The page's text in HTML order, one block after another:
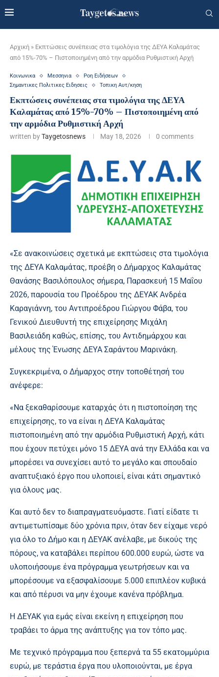
Αρχική » Εκπτώσεις συνέπειας στα τιμολόγια της ΔΕΥΑ Καλαμάτας
από 15%-70% – Πιστοποιημένη από την αρμόδια Ρυθμιστική Αρχή
Κοινωνικα Μεσσηνια
Ροη Ειδήσεων
Σημαντικες Πολιτικες Ειδησεις
Τοπικη Αυτ/κηση
Εκπτώσεις συνέπειας στα τιμολόγια της ΔΕΥΑ
Καλαμάτας από 15%-70% – Πιστοποιημένη από
την αρμόδια Ρυθμιστική Αρχή
written byTaygetosnews May 18, 2026 0 comments
«Σε ανακοινώσεις σχετικά με εκπτώσεις στα τιμολόγια
της ΔΕΥΑ Καλαμάτας, προέβη ο Δήμαρχος Καλαμάτας
Θανάσης Βασιλόπουλος σήμερα, Παρασκευή 15 Μαΐου
2026, παρουσία του Προέδρου της ΔΕΥΑΚ Ανδρέα
Καραγιάννη, του Αντιπροέδρου Γιώργου Φάβα, του
Γενικού Διευθυντή της επιχείρησης Μιχάλη
Βασιλειάδη καθώς, επίσης, του Αντιδημάρχου και
μέλους της Ένωσης ΔΕΥΑ Σαράντου Μαρινάκη.
Συγκεκριμένα, ο Δήμαρχος στην τοποθέτησή του
ανέφερε:
«Να ξεκαθαρίσουμε καταρχάς ότι η πιστοποίηση της
επιχείρησης, το να είναι η ΔΕΥΑ Καλαμάτας
πιστοποιημένη από την αρμόδια Ρυθμιστική Αρχή, κάτι
που έχουν πετύχει μόνο 15 ΔΕΥΑ ανά την Ελλάδα και να
μπορέσει να συνεχίσει αυτό το μεγάλο και σπουδαίο
αναπτυξιακό έργο που υλοποιεί, είναι κάτι σημαντικό
για όλους μας.
Και αυτό δεν το διαπραγματευόμαστε. Γιατί είδατε τι
αντιμετωπίσαμε δύο χρόνια πριν, όταν δεν είχαμε νερό
για όλο το Δήμο και η ΔΕΥΑΚ ανέλαβε, με δικούς της
πόρους, να καταβάλει περίπου 600.000 ευρώ, ώστε να
υλοποιήσουμε ένα πρόγραμμα γεωτρήσεων και να
μπορέσουμε να εξασφαλίσουμε 5.000 επιπλέον κυβικά
και από πέρυσι να μην έχουμε κανένα πρόβλημα.
Η ΔΕΥΑΚ για εμάς είναι εκείνη η επιχείρηση που
τραβάει το άρμα της ανάπτυξης για τον τόπο μας.
Με τεχνικό πρόγραμμα που ξεπερνά τα 55 εκατομμύρια
ευρώ, με τεράστια έργα που υλοποιούνται, με έργα